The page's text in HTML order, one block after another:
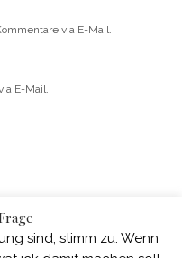
via E-Mail.
E-Mail.
sind, stimm zu. Wenn